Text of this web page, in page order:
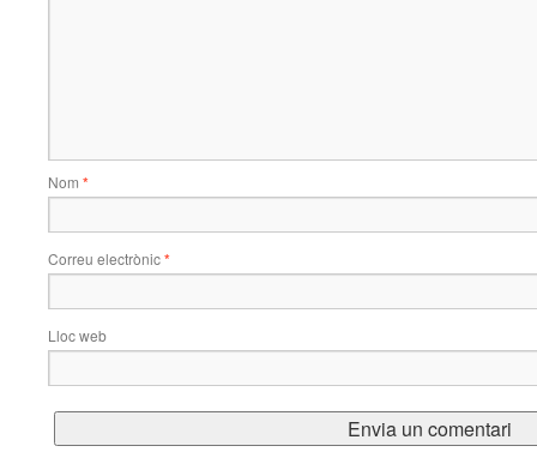
Nom *
Correu electrònic*
Lloc web